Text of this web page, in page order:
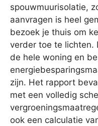
spouwmuurisolatie,
aanvragen is heel
bezoek je thuis om
verder toe te lichten.
de hele woning en
zijn. Het rapport
met een volledig
ook een calculatie